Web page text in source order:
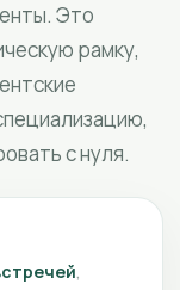
Это
рамку,
с нуля.